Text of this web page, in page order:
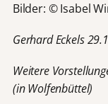
Bilder: © Isabel
Gerhard Eckels
Weitere
(in Wolfenbüttel)